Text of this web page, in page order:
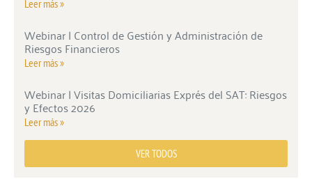
Leer más »
Webinar | Control de Gestión y Administración de
Riesgos Financieros
Leer más »
Webinar | Visitas Domiciliarias Exprés del SAT: Riesgos
y Efectos 2026
Leer más »
VER TODOS